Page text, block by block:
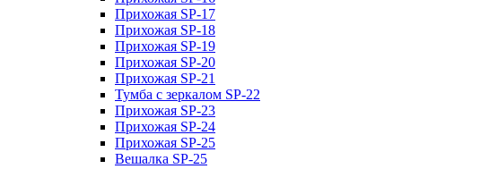
Прихожая SP-17
Прихожая SP-18
Прихожая SP-19
Прихожая SP-20
Прихожая SP-21
Тумба с зеркалом SP-22
Прихожая SP-23
Прихожая SP-24
Прихожая SP-25
Вешалка SP-25